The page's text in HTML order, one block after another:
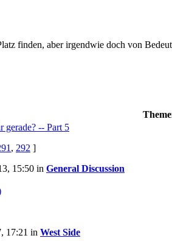
finden, aber irgendwie doch von
gerade? -- Part 5
, 292 ]
15:50 in General Discussion
17:21 in West Side